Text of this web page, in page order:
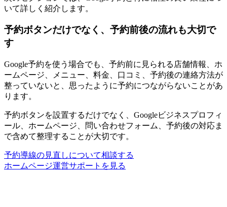
いて詳しく紹介します。
予約ボタンだけでなく、予約前後の流れも大切で
す
Google予約を使う場合でも、予約前に見られる店舗情報、ホ
ームページ、メニュー、料金、口コミ、予約後の連絡方法が
整っていないと、思ったように予約につながらないことがあ
ります。
予約ボタンを設置するだけでなく、Googleビジネスプロフィ
ール、ホームページ、問い合わせフォーム、予約後の対応ま
で含めて整理することが大切です。
予約導線の見直しについて相談する
ホームページ運営サポートを見る